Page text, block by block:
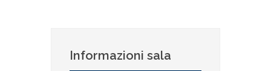
Informazioni sala